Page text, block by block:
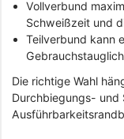
Vollverbund
Schweißzeit und
Teilverbund kann
Die richtige Wahl
Durchbiegungs- und